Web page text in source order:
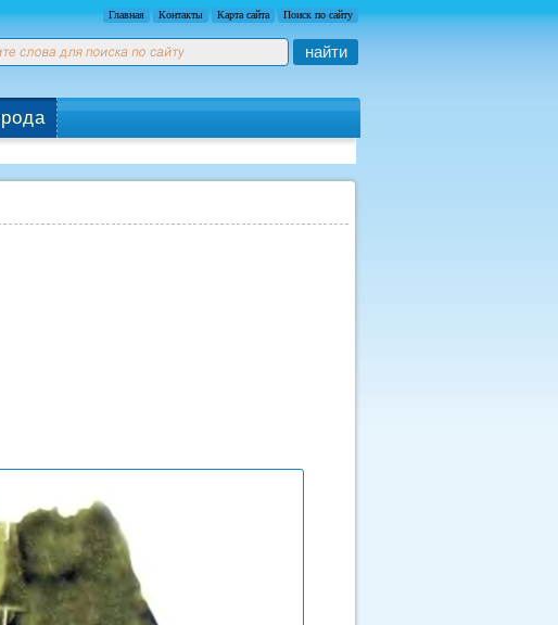
Главная Контакты Карта сайта Поиск по сайту
найти